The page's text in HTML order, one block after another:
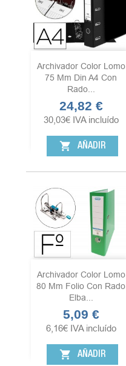
Archivador Color Lomo
75 Mm Din A4 Con
Rado...
Precio
24,82 €
30,03€ IVA incluído
shopping_cart AÑADIR
Archivador Color Lomo
80 Mm Folio Con Rado
Elba...
Precio
5,09 €
6,16€ IVA incluído
shopping_cart AÑADIR